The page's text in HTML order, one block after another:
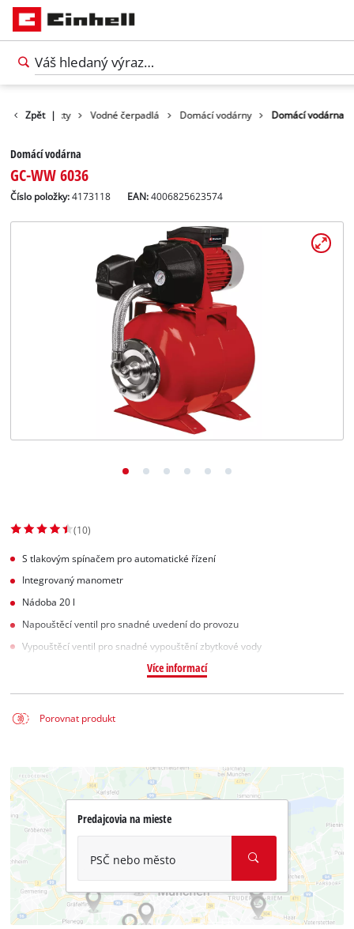
Zpět |
Produkty Vodné čerpadlá Domácí vodárny Domácí vodárna
Domácí vodárna
GC-WW 6036
Číslo položky: 4173118 EAN:4006825623574
(10)
S tlakovým spínačem pro automatické řízení
Integrovaný manometr
Nádoba 20 l
Napouštěcí ventil pro snadné uvedení do provozu
Vypouštěcí ventil pro snadné vypouštění zbytkové vody
Více informací
Porovnat produkt
Predajcovia na mieste
PSČ nebo město